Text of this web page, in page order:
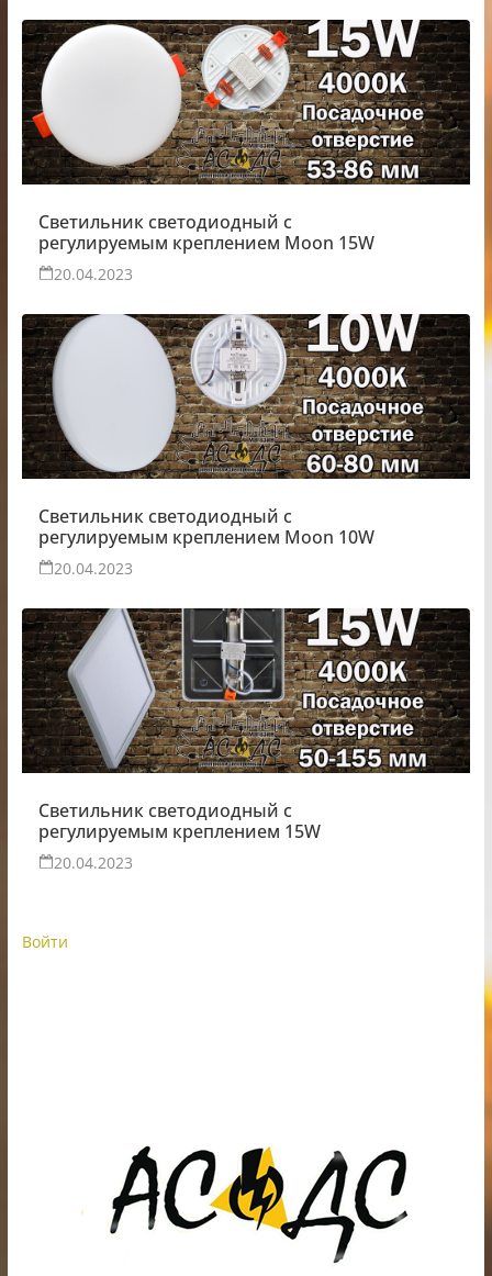
Светильник светодиодный с
регулируемым креплением Moon 15W
20.04.2023
Светильник светодиодный с
регулируемым креплением Moon 10W
20.04.2023
Светильник светодиодный с
регулируемым креплением 15W
20.04.2023
Войти